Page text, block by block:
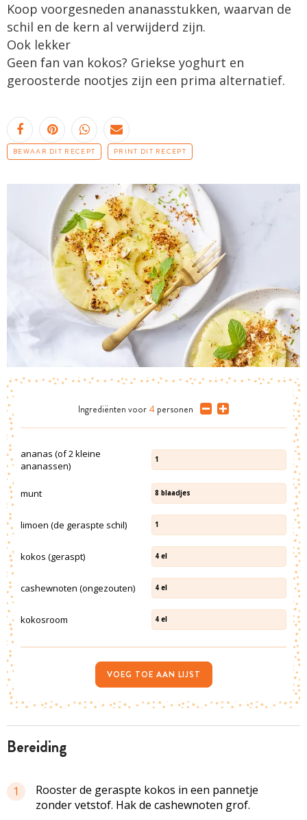
Koop voorgesneden ananasstukken, waarvan de
schil en de kern al verwijderd zijn.
Ook lekker
Geen fan van kokos? Griekse yoghurt en
geroosterde noot­jes zijn een prima alternatief.
BEWAAR DIT RECEPT PRINT DIT RECEPT
bereiding
1
Rooster de geraspte kokos in een pannetje
zonder vetstof. Hak de cashewnoten grof.
Ingrediënten voor 4 personen
ananas (of 2 kleine
ananassen)
1
munt 8 blaadjes
limoen (de geraspte schil) 1
kokos (geraspt) 4 el
cashewnoten (ongezouten) 4 el
kokosroom 4 el
VOEG TOE AAN LIJST